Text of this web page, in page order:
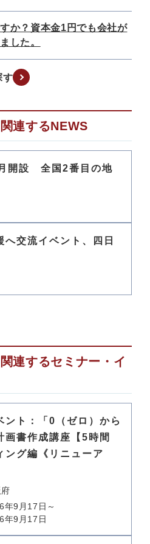
か？資本金1円でも会社が
した。
す
連するNEWS
開設 全国2番目の地
へ交流イベント、四日
連するセミナー・イ
ント：「0（ゼロ）から
画書作成講座【5時間
ング編《リニューア
年9月17日～
年9月17日